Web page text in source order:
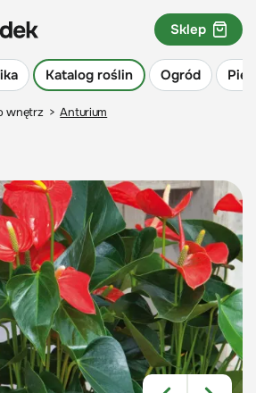
Katalog roślin Ogród
Sklep
wnętrz > Anturium